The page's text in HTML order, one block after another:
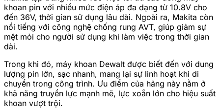
khoan pin với nhiều mức điện áp đa dạng từ 10.8V cho
đến 36V, thời gian sử dụng lâu dài. Ngoài ra, Makita còn
nổi tiếng với công nghệ chống rung AVT, giúp giảm sự
mệt mỏi cho người sử dụng khi làm việc trong thời gian
dài.
Trong khi đó, máy khoan Dewalt được biết đến với dung
lượng pin lớn, sạc nhanh, mang lại sự linh hoạt khi di
chuyển trong công trình. Ưu điểm của hãng này nằm ở
khả năng truyền lực mạnh mẽ, lực xoắn lớn cho hiệu suất
khoan vượt trội.